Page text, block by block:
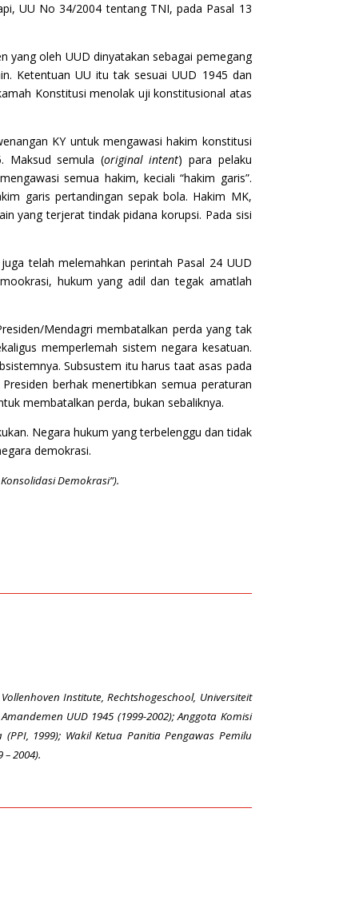
UU No 34/2004 tentang TNI, pada Pasal 13
yang oleh UUD dinyatakan sebagai pemegang
Ketentuan UU itu tak sesuai UUD 1945 dan
Konstitusi menolak uji konstitusional atas
KY untuk mengawasi hakim konstitusi
Maksud semula (original intent) para pelaku
semua hakim, keciali “hakim garis”.
garis pertandingan sepak bola. Hakim MK,
yang terjerat tindak pidana korupsi. Pada sisi
telah melemahkan perintah Pasal 24 UUD
hukum yang adil dan tegak amatlah
Mendagri membatalkan perda yang tak
memperlemah sistem negara kesatuan.
Subsustem itu harus taat asas pada
berhak menertibkan semua peraturan
membatalkan perda, bukan sebaliknya.
Negara hukum yang terbelenggu dan tidak
demokrasi.
Demokrasi”).
Institute, Rechtshogeschool, Universiteit
UUD 1945 (1999-2002); Anggota Komisi
1999); Wakil Ketua Panitia Pengawas Pemilu
– 2004).